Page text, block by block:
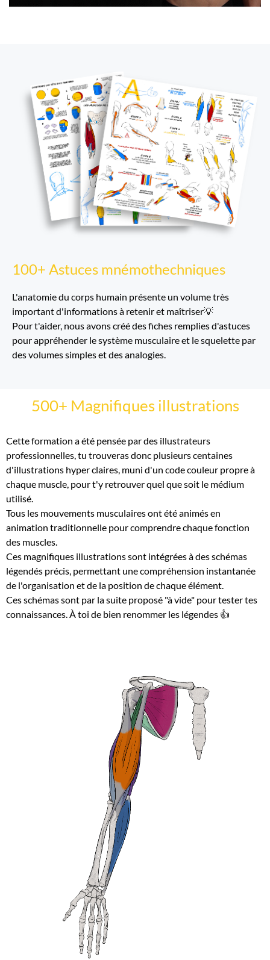
100+ Astuces mnémothechniques
L'anatomie du corps humain présente un volume très
important d'informations à retenir et maîtriser💡
Pour t'aider, nous avons créé des fiches remplies d'astuces
pour appréhender le système musculaire et le squelette par
des volumes simples et des analogies.
500+ Magnifiques illustrations
Cette formation a été pensée par des illustrateurs
professionnelles, tu trouveras donc plusieurs centaines
d'illustrations hyper claires, muni d'un code couleur propre à
chaque muscle, pour t'y retrouver quel que soit le médium
utilisé.
Tous les mouvements musculaires ont été animés en
animation traditionnelle pour comprendre chaque fonction
des muscles.
Ces magnifiques illustrations sont intégrées à des schémas
légendés précis, permettant une compréhension instantanée
de l'organisation et de la position de chaque élément.
Ces schémas sont par la suite proposé "à vide" pour tester tes
connaissances. À toi de bien renommer les légendes 👍